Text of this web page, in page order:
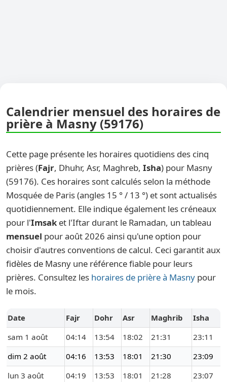
Calendrier mensuel des horaires de
prière à Masny (59176)
Cette page présente les horaires quotidiens des cinq
prières (Fajr, Dhuhr, Asr, Maghreb, Isha) pour Masny
(59176). Ces horaires sont calculés selon la méthode
Mosquée de Paris (angles 15 ° / 13 °) et sont actualisés
quotidiennement. Elle indique également les créneaux
pour l'Imsak et l'Iftar durant le Ramadan, un tableau
mensuel pour août 2026 ainsi qu'une option pour
choisir d'autres conventions de calcul. Ceci garantit aux
fidèles de Masny une référence fiable pour leurs
prières. Consultez les horaires de prière à Masny pour
le mois.
Date Fajr Dohr Asr Maghrib
Isha
sam 1 août
04:14 13:54 18:02 21:31
23:11
dim 2 août
04:16 13:53 18:01 21:30
23:09
lun 3 août
04:19 13:53 18:01 21:28 23:07